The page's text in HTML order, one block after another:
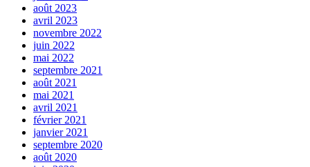
août 2023
avril 2023
novembre 2022
juin 2022
mai 2022
septembre 2021
août 2021
mai 2021
avril 2021
février 2021
janvier 2021
septembre 2020
août 2020